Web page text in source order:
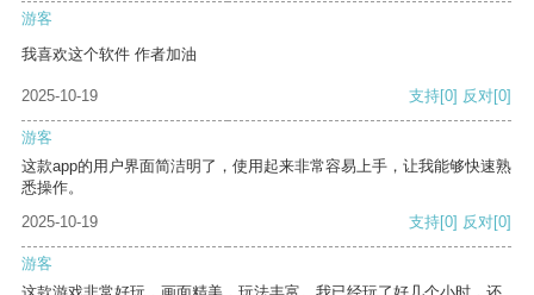
游客
我喜欢这个软件 作者加油
2025-10-19 支持[0] 反对[0]
游客
这款app的用户界面简洁明了，使用起来非常容易上手，让我能够快速熟
悉操作。
2025-10-19
支持[0] 反对[0]
游客